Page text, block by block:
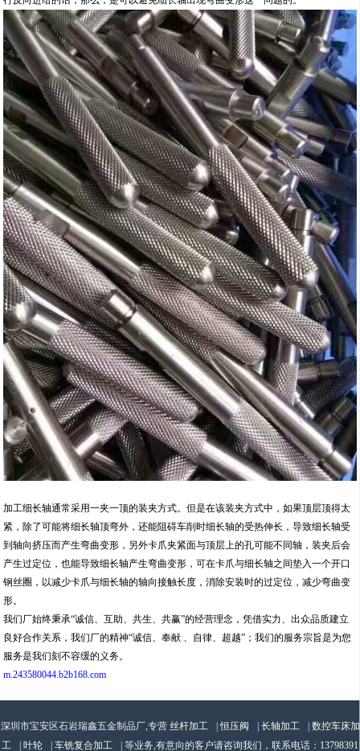
加工细长轴通常采用一夹一顶的装夹方式。但是在该装夹方式中，如果顶层顶得太
紧，除了可能将细长轴顶弯外，还能阻碍车削时细长轴的受热伸长，导致细长轴受
到轴向挤压而产生弯曲变形，另外卡爪夹紧面与顶层上的孔可能不同轴，装夹后会
产生过定位，也能导致细长轴产生弯曲变形，可在卡爪与细长轴之间垫入一个开口
钢丝圈，以减少卡爪与细长轴的轴向接触长度，消除安装时的过定位，减少弯曲变
形。
我们厂始终秉承“诚信、互助、共生、共赢”的经营理念，凭借实力、出众品质建立
良好合作关系，我们厂的精神“诚信、奉献 、自律、超越”；我们的服务宗旨是为您
服务是我们刻不容缓的义务。
m.243580044.b2b168.com
深圳市宝安区石岩瑞鑫五金制品厂,专营 丝杆加工 |恒压阀 长轴加工
数控车床加
工
叶轮 车铣复合加工 | 等业务,有意向的客户请咨询我们，联系电话： 13798391